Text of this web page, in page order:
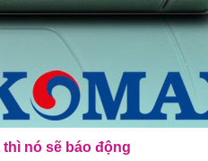
nó sẽ báo động